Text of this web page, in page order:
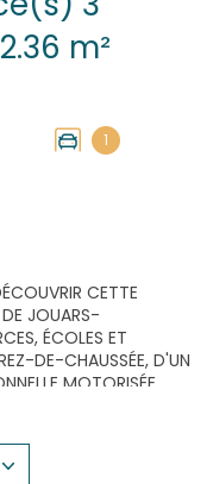
chambre(s) 82.36 m²
1
CETTE
DE JOUARS-
ÉCOLES ET
DE-CHAUSSÉE, D'UN
MOTORISÉE,
KITCHENETTE. À
CHAMBRES